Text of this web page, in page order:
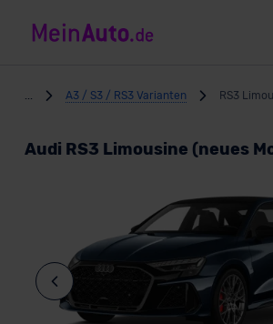
A3 / S3 / RS3 Varianten RS3
Audi RS3 Limousine (neues